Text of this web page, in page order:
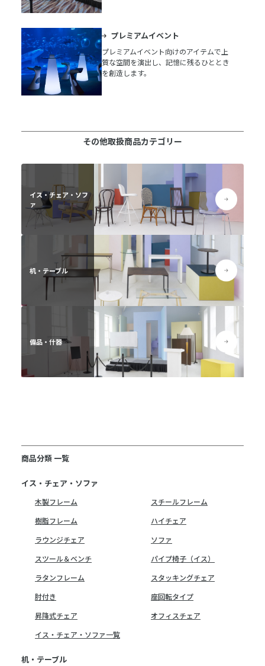
プレミアムイベント
プレミアムイベント向けのアイテムで上
質な空間を演出し、記憶に残るひととき
を創造します。
その他取扱商品カテゴリー
商品分類 一覧
イス・チェア・ソファ
木製フレーム
スチールフレーム
樹脂フレーム
ハイチェア
ラウンジチェア
ソファ
スツール＆ベンチ
パイプ椅子（イス）
ラタンフレーム
スタッキングチェア
肘付き
座回転タイプ
昇降式チェア
オフィスチェア
イス・チェア・ソファ一覧
机・テーブル